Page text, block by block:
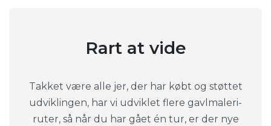
Rart at vide
Takket være alle jer, der har købt og støttet
udviklingen, har vi udviklet flere gavlmaleri-
ruter, så når du har gået én tur, er der nye